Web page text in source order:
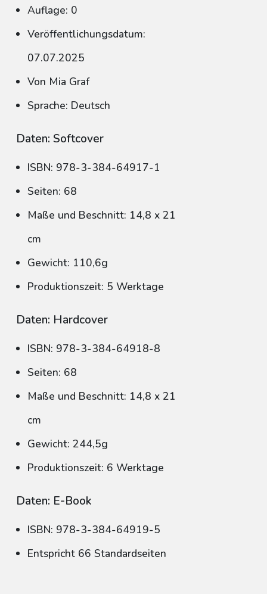
Auflage: 0
Veröffentlichungsdatum:
07.07.2025
Von Mia Graf
Sprache: Deutsch
Daten: Softcover
ISBN: 978-3-384-64917-1
Seiten: 68
Maße und Beschnitt: 14,8 x 21
cm
Gewicht: 110,6g
Produktionszeit: 5 Werktage
Daten: Hardcover
ISBN: 978-3-384-64918-8
Seiten: 68
Maße und Beschnitt: 14,8 x 21
cm
Gewicht: 244,5g
Produktionszeit: 6 Werktage
Daten: E-Book
ISBN: 978-3-384-64919-5
Entspricht 66 Standardseiten